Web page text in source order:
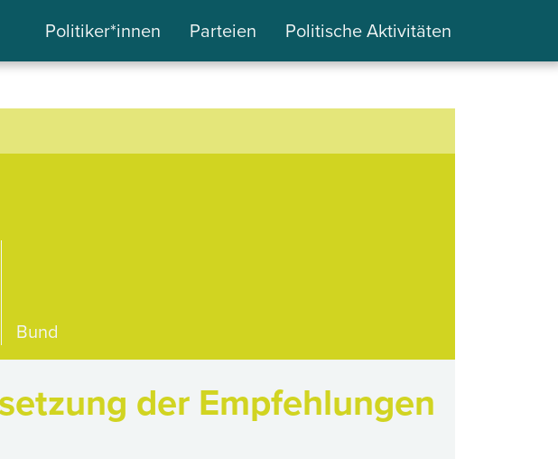
Politiker*innen Parteien Politische Aktivitäten
Bund
der Empfehlungen